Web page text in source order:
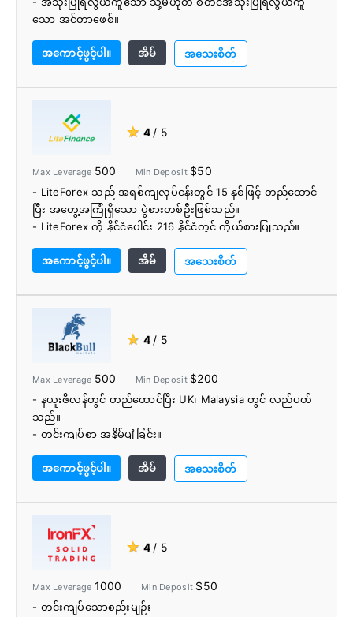
သော အင်တာဖေ့စ်။
- ဘဏ်တစ်ခုက ပံ့ပိုးပေးတယ်။
- အရည်အသွေး altcoin ပံ့ပိုးမှု။
အကောင့်ဖွင့်ပါ။ အိမ် အသေးစိတ်
★ 4 / 5
Max Leverage 500 Min Deposit $50
- LiteForex သည် အရစ်ကျလုပ်ငန်းတွင် 15 နှစ်ဖြင့် တည်ထောင်
ပြီး အတွေ့အကြုံရှိသော ပွဲစားတစ်ဦးဖြစ်သည်။
- LiteForex ကို နိုင်ငံပေါင်း 216 နိုင်ငံတွင် ကိုယ်စားပြုသည်။
- ငွေပေးချေမှုစနစ် အခကြေးငွေကို ပြန်လည်ပေးဆပ်ခြင်း။
- လူမှုရေးကုန်သွယ်မှု - ကူးသန်းရောင်းဝယ်မှုများကိုကူးယူရန်
platform တစ်ခု
- ရန်ပုံငွေများကို အလိုအလျောက် ထုတ်ယူခြင်း။
- ဒေသအလိုက် ပိုမိုရောက်ရှိနိုင်စေရန်အတွက် နိုင်ငံအများအပြား
ရှိ ရုံးခွဲများ ရရှိနိုင်မည်ဖြစ်သည်။
များစွာ။
အကောင့်ဖွင့်ပါ။ အိမ် အသေးစိတ်
★ 4 / 5
Max Leverage 500 Min Deposit $200
- နယူးဇီလန်တွင် တည်ထောင်ပြီး UK၊ Malaysia တွင် လည်ပတ်
သည်။
- တင်းကျပ်စွာ အနိမ့်ပျံ့ခြင်း။
- ရန်ပုံငွေများ ပြန်လည်ဖြည့်တင်းရန်နှင့် ထုတ်ယူရန် နည်း
- BlackBull Markets သည် ရန်ပုံငွေများ အပ်နှံခြင်းအတွက်
- လူမှုရေးကုန်သွယ်မှုကို ပံ့ပိုးပါ။
- ပညာရေးဆိုင်ရာ အရင်းအမြစ်များနှင့် ကိရိယာအစုံအလင်
အကောင့်ဖွင့်ပါ။ အိမ် အသေးစိတ်
★ 4 / 5
Max Leverage 1000 Min Deposit $50
- တင်းကျပ်သောစည်းမျဉ်း